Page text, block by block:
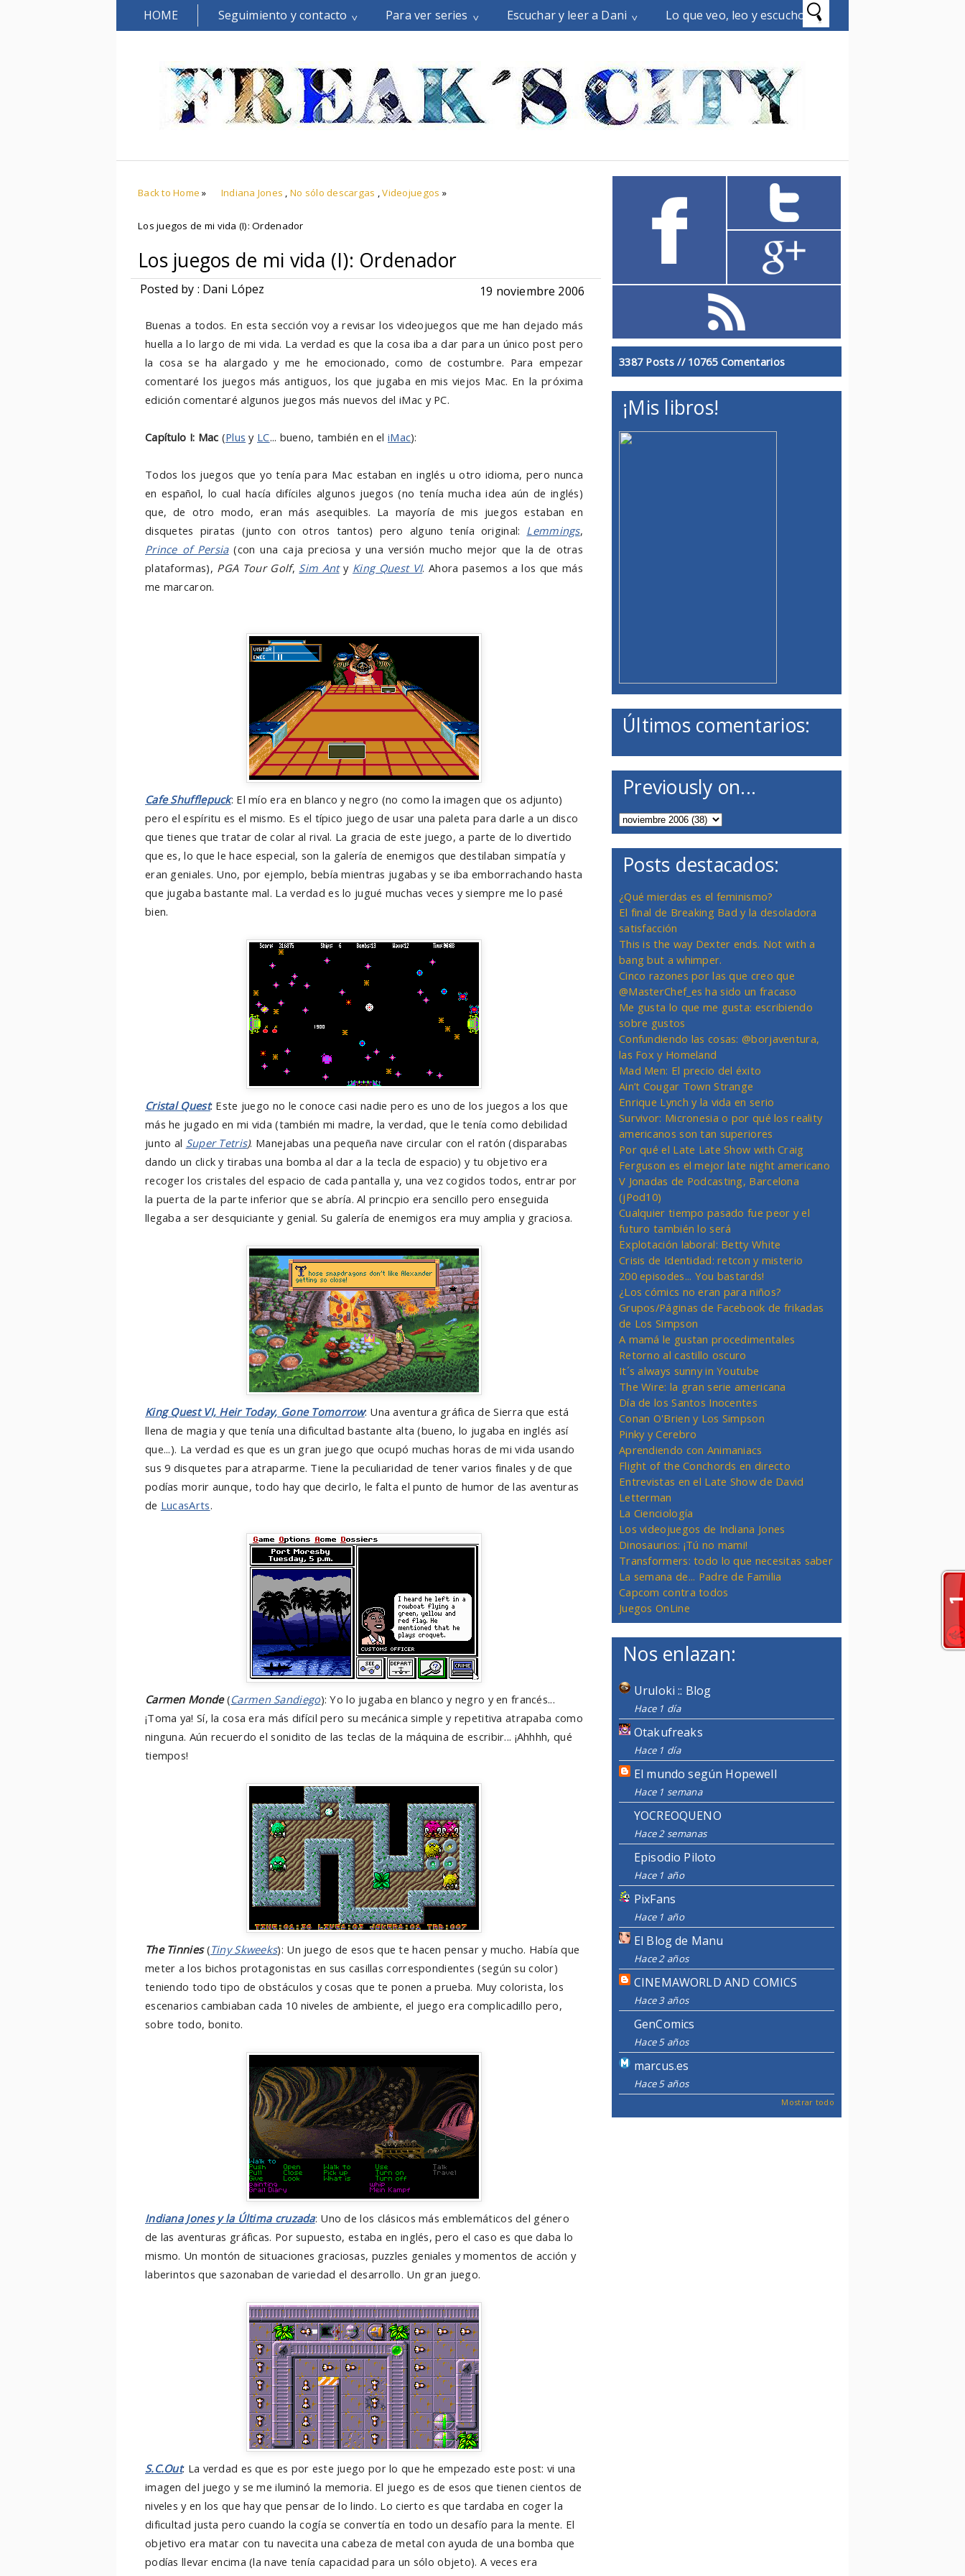
HOME Seguimiento y contacto Para ver series Escuchar y leer a Dani Lo que veo, leo y escucho
Back to Home » Indiana Jones ,No sólo descargas ,Videojuegos »
Los juegos de mi vida (I): Ordenador
Los juegos de mi vida (I): Ordenador
Posted by : Dani López 19 noviembre 2006
Buenas a todos. En esta sección voy a revisar los videojuegos que me han dejado más
huella a lo largo de mi vida. La verdad es que la cosa iba a dar para un único post pero
la cosa se ha alargado y me he emocionado, como de costumbre. Para empezar
comentaré los juegos más antiguos, los que jugaba en mis viejos Mac. En la próxima
edición comentaré algunos juegos más nuevos del iMac y PC.
Capítulo I: Mac (Plus y LC... bueno, también en eliMac):
Todos los juegos que yo tenía para Mac estaban en inglés u otro idioma, pero nunca
en español, lo cual hacía difíciles algunos juegos (no tenía mucha idea aún de inglés)
que, de otro modo, eran más asequibles. La mayoría de mis juegos estaban en
disquetes piratas (junto con otros tantos) pero alguno tenía original: Lemmings,
Prince of Persia(con una caja preciosa y una versión mucho mejor que la de otras
plataformas), PGA Tour Golf, Sim Anty King Quest VI. Ahora pasemos a los que más
me marcaron.
Cafe Shufflepuck: El mío era en blanco y negro (no como la imagen que os adjunto)
pero el espíritu es el mismo. Es el típico juego de usar una paleta para darle a un disco
que tienes que tratar de colar al rival. La gracia de este juego, a parte de lo divertido
que es, lo que le hace especial, son la galería de enemigos que destilaban simpatía y
eran geniales. Uno, por ejemplo, bebía mientras jugabas y se iba emborrachando hasta
que jugaba bastante mal. La verdad es lo jugué muchas veces y siempre me lo pasé
bien.
Cristal Quest: Este juego no le conoce casi nadie pero es uno de los juegos a los que
más he jugado en mi vida (también mi madre, la verdad, que le tenía como debilidad
junto al Super Tetris). Manejabas una pequeña nave circular con el ratón (disparabas
dando un click y tirabas una bomba al dar a la tecla de espacio) y tu objetivo era
recoger los cristales del espacio de cada pantalla y, una vez cogidos todos, entrar por
la puerta de la parte inferior que se abría. Al princpio era sencillo pero enseguida
llegaba a ser desquiciante y genial. Su galería de enemigos era muy amplia y graciosa.
King Quest VI, Heir Today, Gone Tomorrow: Una aventura gráfica de Sierra que está
llena de magia y que tenía una dificultad bastante alta (bueno, lo jugaba en inglés así
que...). La verdad es que es un gran juego que ocupó muchas horas de mi vida usando
sus 9 disquetes para atraparme. Tiene la peculiaridad de tener varios finales y de que
podías morir aunque, todo hay que decirlo, le falta el punto de humor de las aventuras
de LucasArts.
Carmen Monde(Carmen Sandiego): Yo lo jugaba en blanco y negro y en francés...
¡Toma ya! Sí, la cosa era más difícil pero su mecánica simple y repetitiva atrapaba como
ninguna. Aún recuerdo el sonidito de las teclas de la máquina de escribir... ¡Ahhhh, qué
tiempos!
The Tinnies(Tiny Skweeks): Un juego de esos que te hacen pensar y mucho. Había que
meter a los bichos protagonistas en sus casillas correspondientes (según su color)
teniendo todo tipo de obstáculos y cosas que te ponen a prueba. Muy colorista, los
escenarios cambiaban cada 10 niveles de ambiente, el juego era complicadillo pero,
sobre todo, bonito.
Indiana Jones y la Última cruzada: Uno de los clásicos más emblemáticos del género
de las aventuras gráficas. Por supuesto, estaba en inglés, pero el caso es que daba lo
mismo. Un montón de situaciones graciosas, puzzles geniales y momentos de acción y
laberintos que sazonaban de variedad el desarrollo. Un gran juego.
S.C.Out: La verdad es que es por este juego por lo que he empezado este post: vi una
imagen del juego y se me iluminó la memoria. El juego es de esos que tienen cientos de
niveles y en los que hay que pensar de lo lindo. Lo cierto es que tardaba en coger la
dificultad justa pero cuando la cogía se convertía en todo un desafío para la mente. El
objetivo era matar con tu navecita una cabeza de metal con ayuda de una bomba que
podías llevar encima (la nave tenía capacidad para un sólo objeto). A veces era
3387 Posts // 10765 Comentarios
¡Mis libros!
Últimos comentarios:
Previously on...
Posts destacados:
¿Qué mierdas es el feminismo?
El final de Breaking Bad y la desoladora
satisfacción
This is the way Dexter ends. Not with a
bang but a whimper.
Cinco razones por las que creo que
@MasterChef_es ha sido un fracaso
Me gusta lo que me gusta: escribiendo
sobre gustos
Confundiendo las cosas: @borjaventura,
las Fox y Homeland
Mad Men: El precio del éxito
Ain’t Cougar Town Strange
Enrique Lynch y la vida en serio
Survivor: Micronesia o por qué los reality
americanos son tan superiores
Por qué el Late Late Show with Craig
Ferguson es el mejor late night americano
V Jonadas de Podcasting, Barcelona
(jPod10)
Cualquier tiempo pasado fue peor y el
futuro también lo será
Explotación laboral: Betty White
Crisis de Identidad: retcon y misterio
200 episodes... You bastards!
¿Los cómics no eran para niños?
Grupos/Páginas de Facebook de frikadas
de Los Simpson
A mamá le gustan procedimentales
Retorno al castillo oscuro
It´s always sunny in Youtube
The Wire: la gran serie americana
Día de los Santos Inocentes
Conan O'Brien y Los Simpson
Pinky y Cerebro
Aprendiendo con Animaniacs
Flight of the Conchords en directo
Entrevistas en el Late Show de David
Letterman
La Cienciología
Los videojuegos de Indiana Jones
Dinosaurios: ¡Tú no mami!
Transformers: todo lo que necesitas saber
La semana de... Padre de Familia
Capcom contra todos
Juegos OnLine
Nos enlazan:
Uruloki :: Blog
Hace 1 día
Otakufreaks
Hace 1 día
El mundo según Hopewell
Hace 1 semana
YOCREOQUENO
Hace 2 semanas
Episodio Piloto
Hace 1 año
PixFans
Hace 1 año
El Blog de Manu
Hace 2 años
CINEMAWORLD AND COMICS
Hace 3 años
GenComics
Hace 5 años
marcus.es
Hace 5 años
Mostrar todo